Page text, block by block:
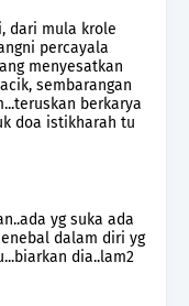
dari mula krole
percayala
menyesatkan
sembarangan
berkarya
doa istikharah tu
yg suka ada
dalam diri yg
dia..lam2